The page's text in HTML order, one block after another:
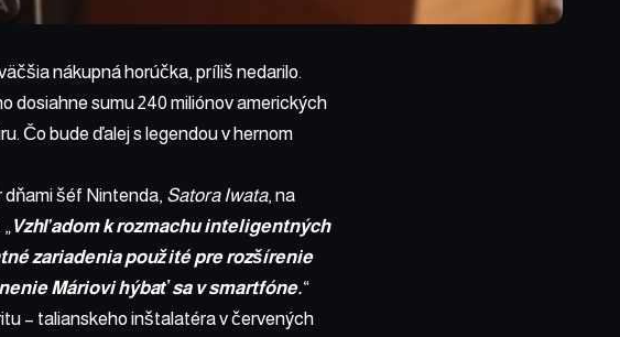
nákupná horúčka, príliš nedarilo.
dosiahne sumu240 miliónov amerických
Čo bude ďalej s legendou v hernom
dňami šéf Nintenda, Satora Iwata, na
. „ Vzhľadom k rozmachu inteligentných
zariadenia použité pre rozšírenie
Máriovi hýbať sa v smartfóne.“
– talianskeho inštalatéra v červených